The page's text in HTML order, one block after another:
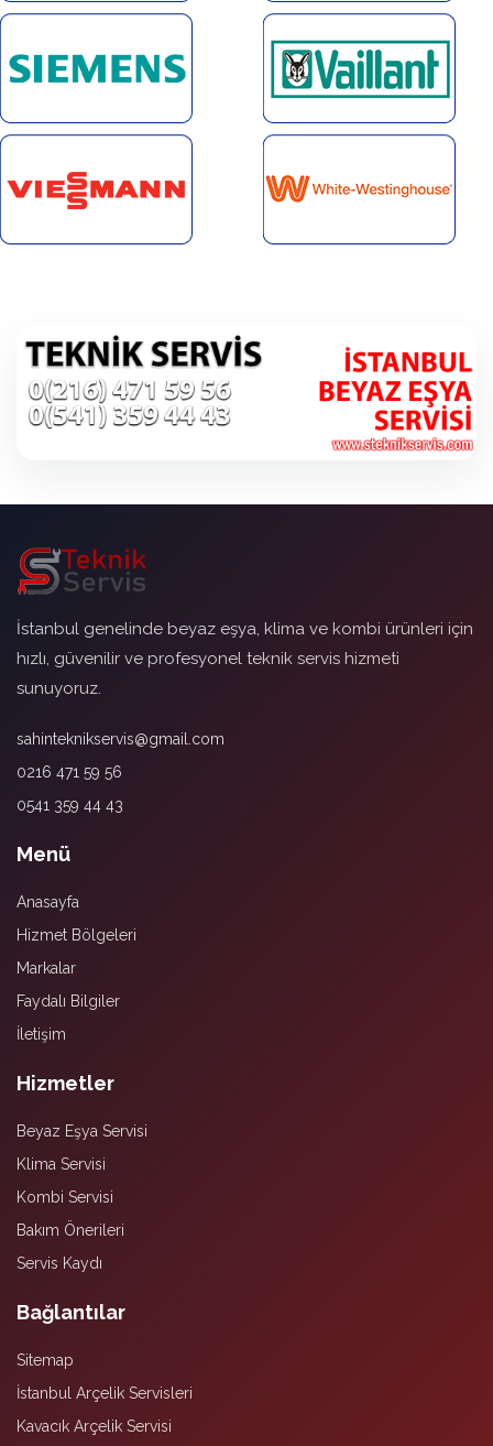
İstanbul genelinde beyaz eşya, klima ve kombi ürünleri için
hızlı, güvenilir ve profesyonel teknik servis hizmeti
sunuyoruz.
sahinteknikservis@gmail.com
0216 471 59 56
0541 359 44 43
Menü
Anasayfa
Hizmet Bölgeleri
Markalar
Faydalı Bilgiler
İletişim
Hizmetler
Beyaz Eşya Servisi
Klima Servisi
Kombi Servisi
Bakım Önerileri
Servis Kaydı
Bağlantılar
Sitemap
İstanbul Arçelik Servisleri
Kavacık Arçelik Servisi